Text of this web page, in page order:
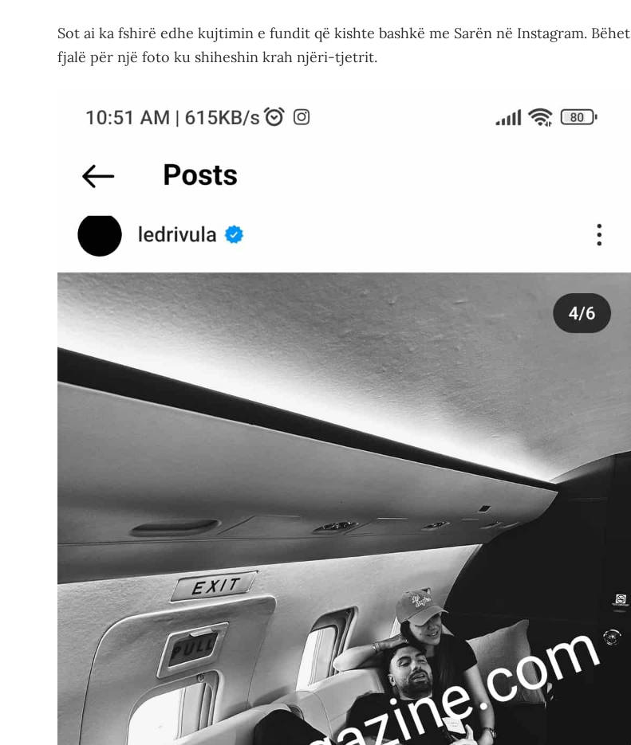
Sot ai ka fshirë edhe kujtimin e fundit që kishte bashkë me Sarën në Instagram. Bëhet
fjalë për një foto ku shiheshin krah njëri-tjetrit.